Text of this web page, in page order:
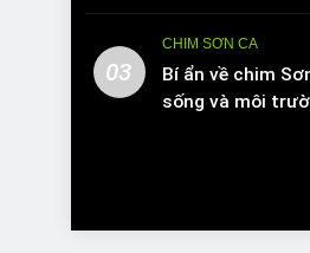
Sơn Ca
03
CHIM SƠN CA
Bí ẩn về chim
sống và môi